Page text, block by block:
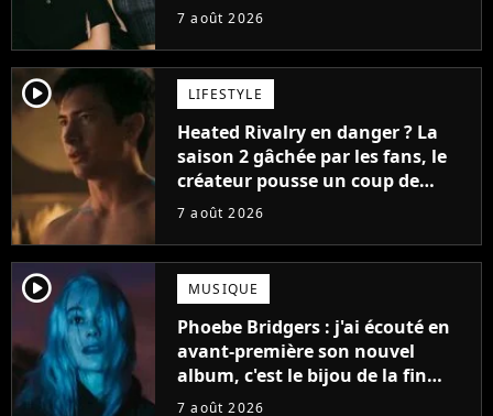
7 août 2026
player2 LIFESTYLE
Heated Rivalry en danger ? La
saison 2 gâchée par les fans, le
créateur pousse un coup de
gueule
7 août 2026
player2 MUSIQUE
Phoebe Bridgers : j'ai écouté en
avant-première son nouvel
album, c'est le bijou de la fin
d'été
7 août 2026